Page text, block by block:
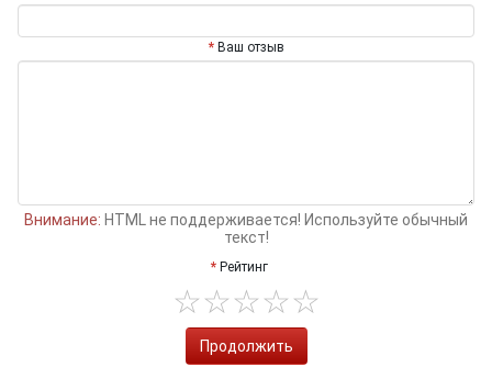
Ваш отзыв
Внимание: HTML не поддерживается! Используйте обычный
текст!
Рейтинг
Продолжить